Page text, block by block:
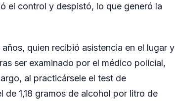
el control y despistó, lo que generó la
quien recibió asistencia en el lugar y
ser examinado por el médico policial,
al practicársele el test de
1,18 gramos de alcohol por litro de